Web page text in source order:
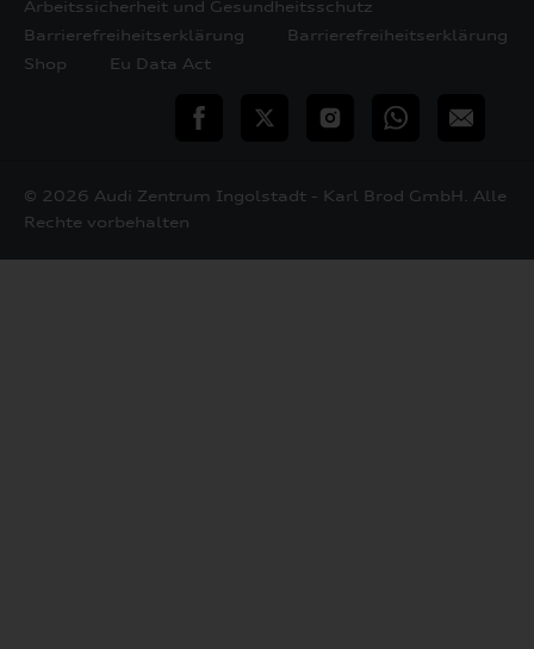
Arbeitssicherheit und Gesundheitsschutz
Barrierefreiheitserklärung
Barrierefreiheitserklärung
Shop
Eu Data Act
teilen Twitter InstagramWhatsApp
E-
© 2026 Audi Zentrum Ingolstadt - Karl Brod GmbH. Alle
Rechte vorbehalten